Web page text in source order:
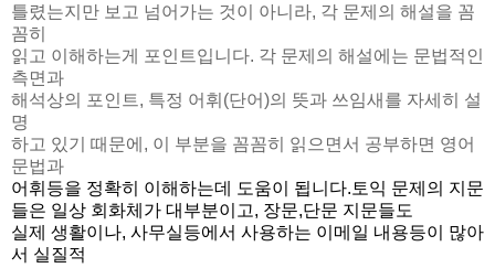
틀렸는지만 보고 넘어가는 것이 아니라, 각 문제의 해설을 꼼
꼼히
읽고 이해하는게 포인트입니다. 각 문제의 해설에는 문법적인
측면과
해석상의 포인트, 특정 어휘(단어)의 뜻과 쓰임새를 자세히 설
명
하고 있기 때문에, 이 부분을 꼼꼼히 읽으면서 공부하면 영어
문법과
어휘등을 정확히 이해하는데 도움이 됩니다. 토익 문제의 지문
들은 일상 회화체가 대부분이고, 장문,단문 지문들도
실제 생활이나, 사무실등에서 사용하는 이메일 내용등이 많아
서 실질적